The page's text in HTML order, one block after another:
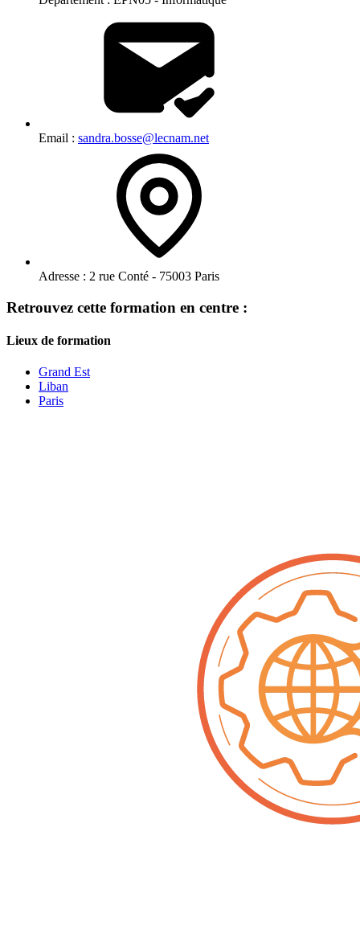
Email : sandra.bosse@lecnam.net
Adresse : 2 rue Conté - 75003 Paris
Retrouvez cette formation en centre :
Lieux de formation
Grand Est
Liban
Paris